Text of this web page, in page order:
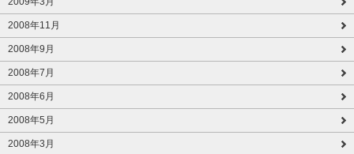
2008年11月
2008年9月
2008年7月
2008年6月
2008年5月
2008年3月